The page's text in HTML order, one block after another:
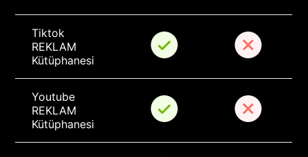
Tiktok
REKLAM
Kütüphanesi
Youtube
REKLAM
Kütüphanesi